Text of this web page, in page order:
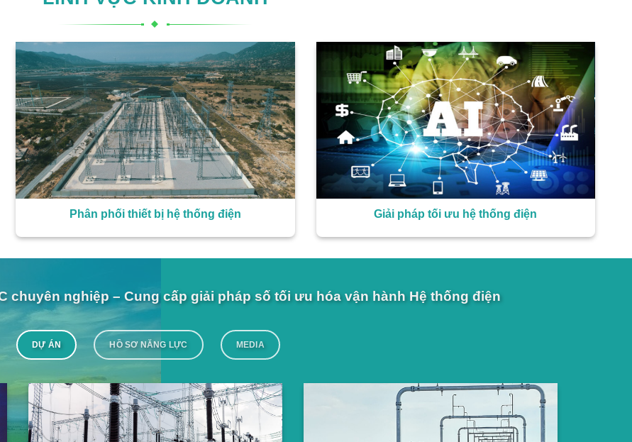
Phân phối thiết bị hệ thống điện Giải pháp tối ưu hệ thống điện
chuyên nghiệp – Cung cấp giải pháp số tối ưu hóa vận hành Hệ thống điện
DỰ ÁN HỒ SƠ NĂNG LỰC MEDIA